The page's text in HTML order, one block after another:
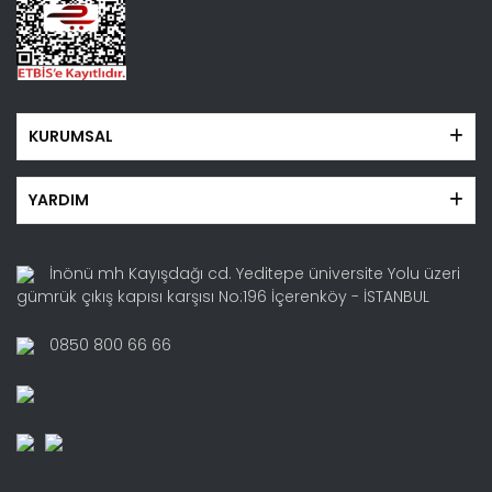
KURUMSAL
YARDIM
İnönü mh Kayışdağı cd. Yeditepe üniversite Yolu üzeri
gümrük çıkış kapısı karşısı No:196 İçerenköy - İSTANBUL
0850 800 66 66